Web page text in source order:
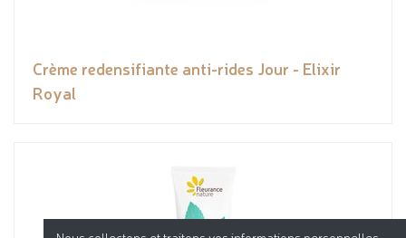
Crème redensifiante anti-rides Jour - Elixir
Royal